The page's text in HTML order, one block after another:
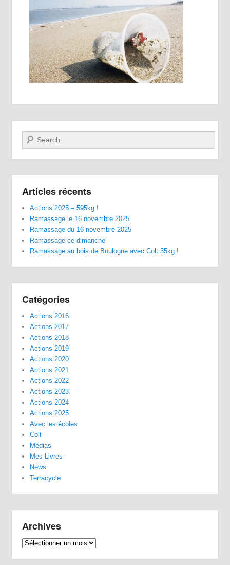
Recherche
Articles récents
Actions 2025 – 595kg !
Ramassage le 16 novembre 2025
Ramassage du 16 novembre 2025
Ramassage ce dimanche
Ramassage au bois de Boulogne avec Colt 35kg !
Catégories
Actions 2016
Actions 2017
Actions 2018
Actions 2019
Actions 2020
Actions 2021
Actions 2022
Actions 2023
Actions 2024
Actions 2025
Avec les écoles
Colt
Médias
Mes Livres
News
Terracycle
Archives
Archives